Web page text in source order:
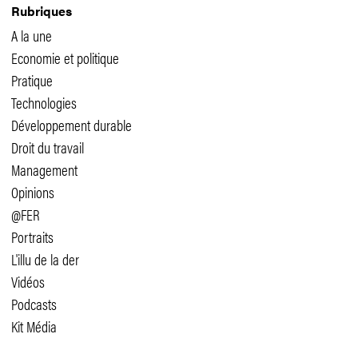
Rubriques
A la une
Economie et politique
Pratique
Technologies
Développement durable
Droit du travail
Management
Opinions
@FER
Portraits
L'illu de la der
Vidéos
Podcasts
Kit Média